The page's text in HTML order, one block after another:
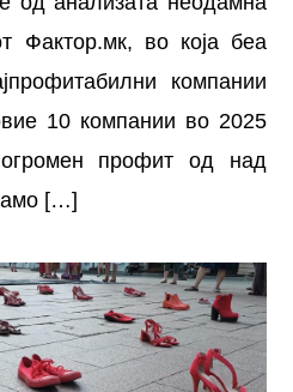
Фактор.мк, во која беа
компании
10 компании во 2025
профит од над
[…]